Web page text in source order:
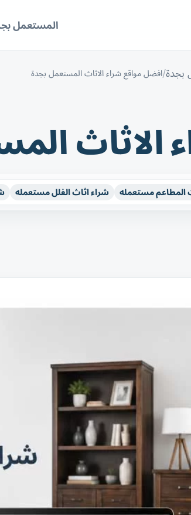
المستعمل
بجدة افضل مواقع شراء الاثاث المستعمل بجدة
الاثاث
المطاعم مستعمله شراء اثاث الفلل مستعمله